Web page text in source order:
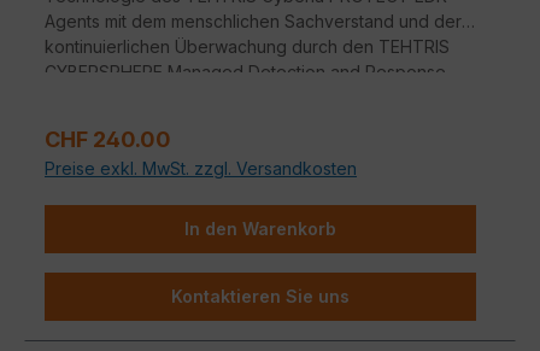
Agents mit dem menschlichen Sachverstand und der
kontinuierlichen Überwachung durch den TEHTRIS
CYBERSPHERE Managed Detection and Response
sondern auch aktiv jagt, 24 Stunden am Tag, 7 Tage
die Woche.
Regulärer Preis:
CHF 240.00
Preise exkl. MwSt. zzgl. Versandkosten
In den Warenkorb
Kontaktieren Sie uns